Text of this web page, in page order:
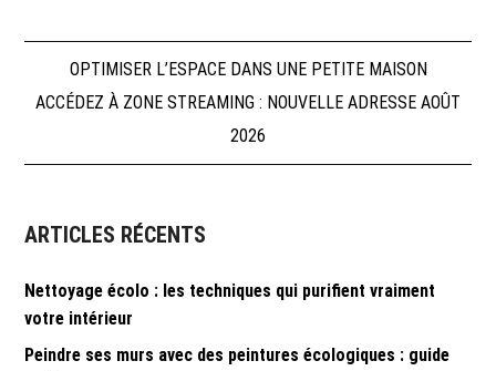
Navigation
OPTIMISER L’ESPACE DANS UNE PETITE MAISON
ACCÉDEZ À ZONE STREAMING : NOUVELLE ADRESSE AOÛT
2026
ARTICLES RÉCENTS
Nettoyage écolo : les techniques qui purifient vraiment
votre intérieur
Peindre ses murs avec des peintures écologiques : guide